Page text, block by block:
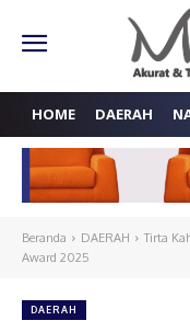
HOME DAERAH
Beranda DAERAH
Tirta
Award 2025
DAERAH